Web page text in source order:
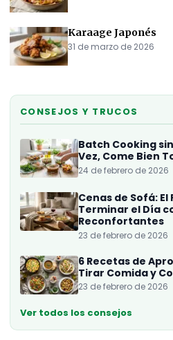
Karaage Japonés
31 de marzo de 2026
CONSEJOS Y TRUCOS
Batch Cooking
Vez, Come Bien
24 de febrero de 2026
Cenas de Sofá:
Terminar el Día
Reconfortantes
23 de febrero de 2026
6 Recetas de
Tirar Comida y
23 de febrero de 2026
Ver todos los consejos